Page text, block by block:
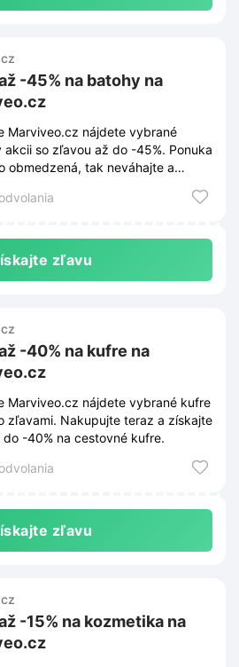
-45% na batohy na
Marviveo.cz nájdete vybrané
akcii so zľavou až do -45%. Ponuka
obmedzená, tak neváhajte a
zľavu
-40% na kufre na
Marviveo.cz nájdete vybrané kufre
zľavami. Nakupujte teraz a získajte
-40% na cestovné kufre.
zľavu
-15% na kozmetika na